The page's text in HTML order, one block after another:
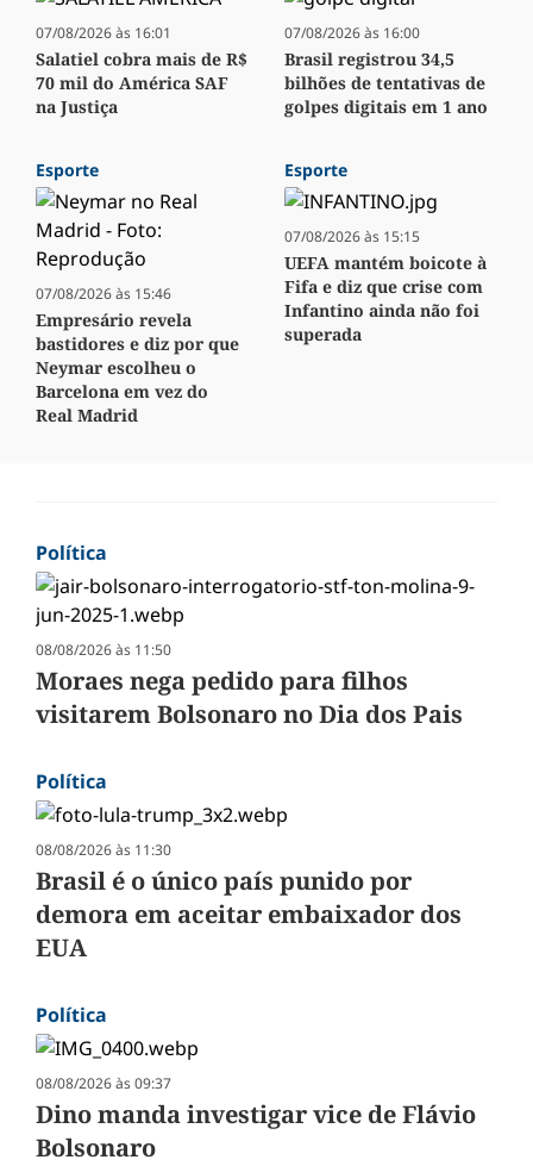
07/08/2026 às 16:01
Salatiel cobra mais de R$
70 mil do América SAF
na Justiça
07/08/2026 às 16:00
Brasil registrou 34,5
bilhões de tentativas de
golpes digitais em 1 ano
Esporte
07/08/2026 às 15:46
Empresário revela
bastidores e diz por que
Neymar escolheu o
Barcelona em vez do
Real Madrid
Esporte
07/08/2026 às 15:15
UEFA mantém boicote à
Fifa e diz que crise com
Infantino ainda não foi
superada
Política
08/08/2026 às 11:50
Moraes nega pedido para filhos
visitarem Bolsonaro no Dia dos Pais
Política
08/08/2026 às 11:30
Brasil é o único país punido por
demora em aceitar embaixador dos
EUA
Política
08/08/2026 às 09:37
Dino manda investigar vice de Flávio
Bolsonaro